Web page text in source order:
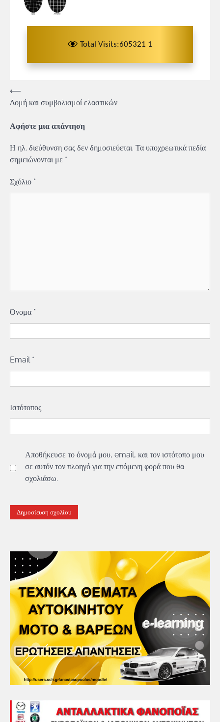
Total Visits:605321 1
Πλοήγηση
άρθρων
⟵
Δομή και συμβολισμοί ελαστικών
Αφήστε μια απάντηση
Η ηλ. διεύθυνση σας δεν δημοσιεύεται. Τα υποχρεωτικά πεδία
σημειώνονται με *
Σχόλιο *
Όνομα *
Email *
Ιστότοπος
Αποθήκευσε το όνομά μου, email, και τον ιστότοπο μου
σε αυτόν τον πλοηγό για την επόμενη φορά που θα
σχολιάσω.